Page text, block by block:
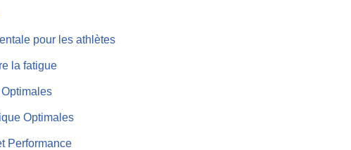
pour les athlètes
la fatigue
Optimales
Performance